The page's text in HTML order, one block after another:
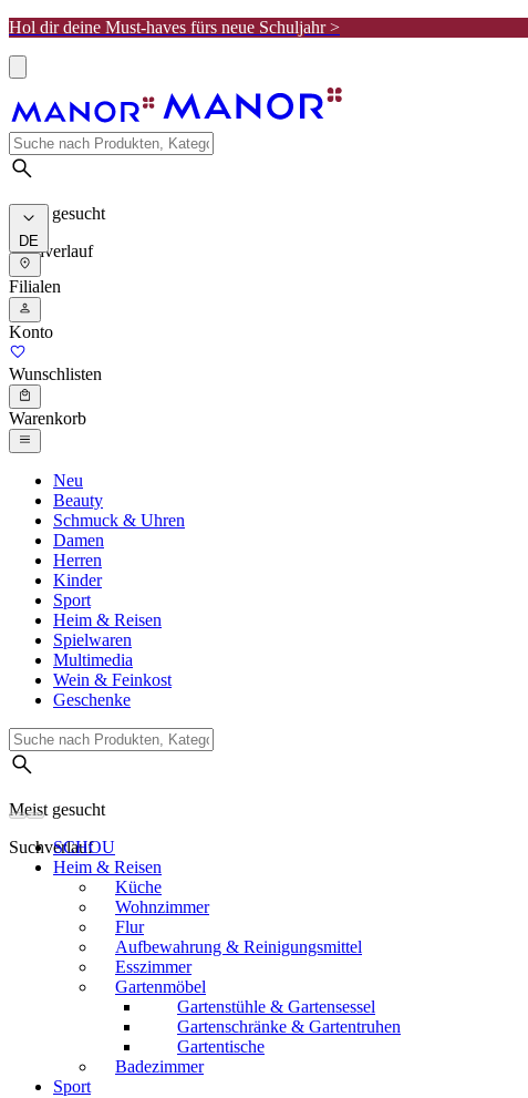
Hol dir deine Must-haves fürs neue Schuljahr >
Meist gesucht
Suchverlauf
DE
Filialen
Konto
Wunschlisten
Warenkorb
Neu
Beauty
Schmuck & Uhren
Damen
Herren
Kinder
Sport
Heim & Reisen
Spielwaren
Multimedia
Wein & Feinkost
Geschenke
Meist gesucht
Suchverlauf
SCHOU
Heim & Reisen
Küche
Wohnzimmer
Flur
Aufbewahrung & Reinigungsmittel
Esszimmer
Gartenmöbel
Gartenstühle & Gartensessel
Gartenschränke & Gartentruhen
Gartentische
Badezimmer
Sport